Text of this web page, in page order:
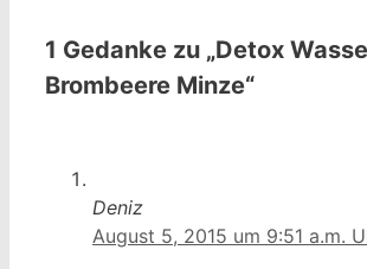
1 Gedanke zu „Detox
Brombeere Minze“
Deniz
August 5, 2015 um 9:51 a.m.